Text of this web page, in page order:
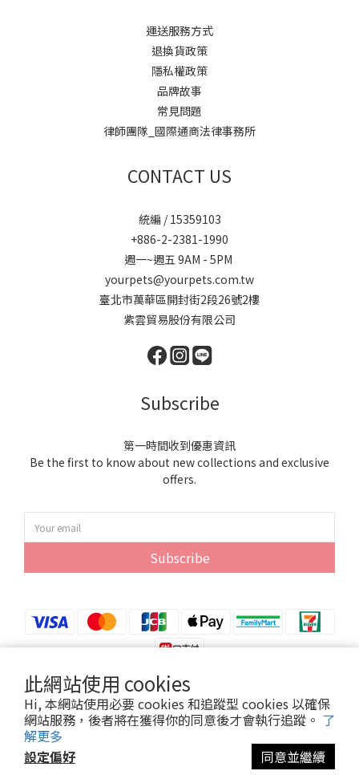
此網站使用 cookies
Hi, 本網站使用必要 cookies 和追蹤型 cookies 以確保
網站服務，後者將在獲得你的同意後才會執行追蹤。 了
解更多
設定偏好
同意並繼續
運送服務方式
退換貨政策
隱私權政策
品牌故事
常見問題
律師團隊_國際通商法律事務所
CONTACT US
統編 / 15359103
+886-2-2381-1990
週一~週五 9AM - 5PM
yourpets@yourpets.com.tw
臺北市萬華區開封街2段26號2樓
紫雲貿易股份有限公司
Subscribe
第一時間收到優惠資訊
Be the first to know about new collections and exclusive
offers.
Subscribe
Copyright© 2024 紫雲貿易股份有限公司